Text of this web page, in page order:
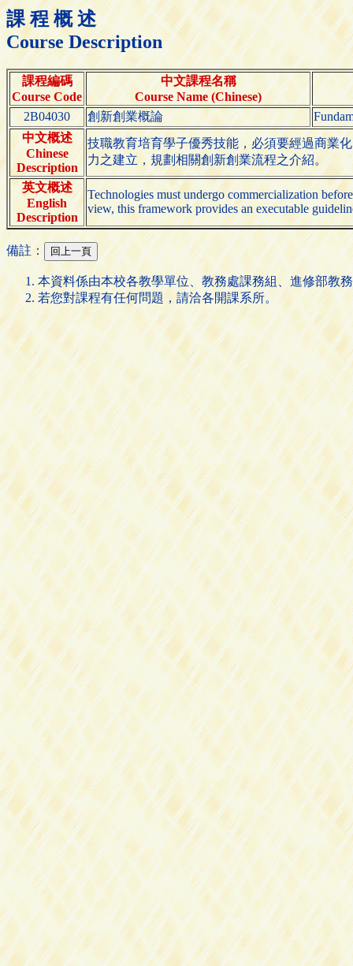
課 程 概 述
Course Description
課程編碼
Course Code
中文課程名稱
Course Name (Chinese)
2B04030
創新創業概論
中文概述
Chinese
Description
技職教育培育學子優秀技能，必須要經過商業
力之建立，規劃相關創新創業流程之介紹。
英文概述
English
Description
Technologies must undergo commercialization
view, this framework provides an executable
備註：
本資料係由本校各教學單位、教務處課務組、進修部教
若您對課程有任何問題，請洽各開課系所。